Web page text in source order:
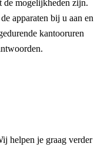
de mogelijkheden zijn.
apparaten bij u aan en
kantooruren
helpen je graag verder